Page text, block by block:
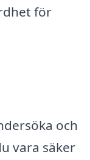
för
och
vara säker